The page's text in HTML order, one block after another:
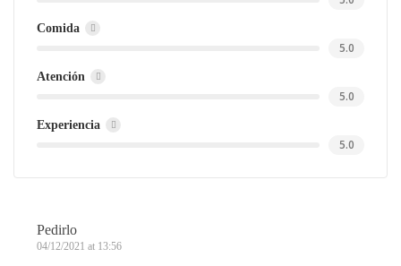
Comida
5.0
Atención
5.0
Experiencia
5.0
Pedirlo
04/12/2021 at 13:56